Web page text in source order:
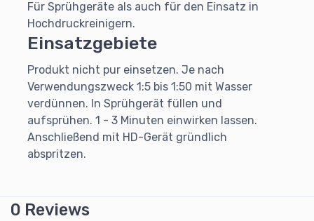
Für Sprühgeräte als auch für den Einsatz in
Hochdruckreinigern.
Einsatzgebiete
Produkt nicht pur einsetzen. Je nach
Verwendungszweck 1:5 bis 1:50 mit Wasser
verdünnen. In Sprühgerät füllen und
aufsprühen. 1 - 3 Minuten einwirken lassen.
Anschließend mit HD-Gerät gründlich
abspritzen.
0 Reviews